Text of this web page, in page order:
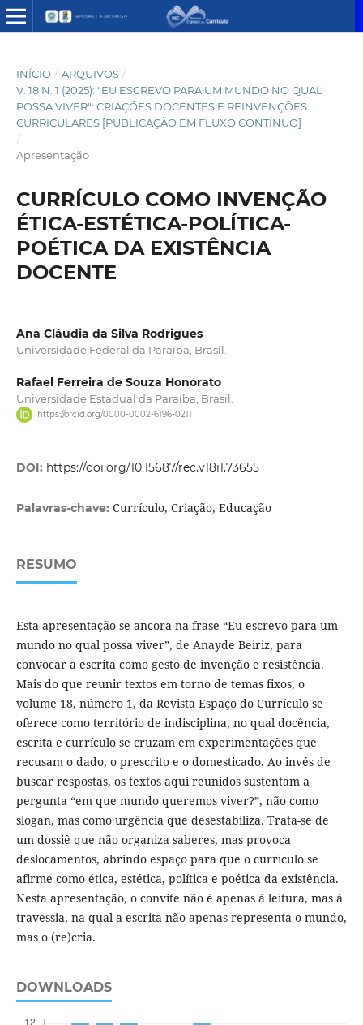
INÍCIO / ARQUIVOS /
V. 18 N. 1 (2025): "EU ESCREVO PARA UM MUNDO NO QUAL
POSSA VIVER": CRIAÇÕES DOCENTES E REINVENÇÕES
CURRICULARES [PUBLICAÇÃO EM FLUXO CONTÍNUO]
/
Apresentação
CURRÍCULO COMO INVENÇÃO
ÉTICA-ESTÉTICA-POLÍTICA-
POÉTICA DA EXISTÊNCIA
DOCENTE
Ana Cláudia da Silva Rodrigues
Universidade Federal da Paraíba, Brasil.
Rafael Ferreira de Souza Honorato
Universidade Estadual da Paraíba, Brasil.
https://orcid.org/0000-0002-6196-0211
DOI: https://doi.org/10.15687/rec.v18i1.73655
Palavras-chave: Currículo, Criação, Educação
RESUMO
Esta apresentação se ancora na frase “Eu escrevo para um
mundo no qual possa viver”, de Anayde Beiriz, para
convocar a escrita como gesto de invenção e resistência.
Mais do que reunir textos em torno de temas fixos, o
volume 18, número 1, da Revista Espaço do Currículo se
oferece como território de indisciplina, no qual docência,
escrita e currículo se cruzam em experimentações que
recusam o dado, o prescrito e o domesticado. Ao invés de
buscar respostas, os textos aqui reunidos sustentam a
pergunta “em que mundo queremos viver?”, não como
slogan, mas como urgência que desestabiliza. Trata-se de
um dossiê que não organiza saberes, mas provoca
deslocamentos, abrindo espaço para que o currículo se
afirme como ética, estética, política e poética da existência.
Nesta apresentação, o convite não é apenas à leitura, mas à
travessia, na qual a escrita não apenas representa o mundo,
mas o (re)cria.
DOWNLOADS